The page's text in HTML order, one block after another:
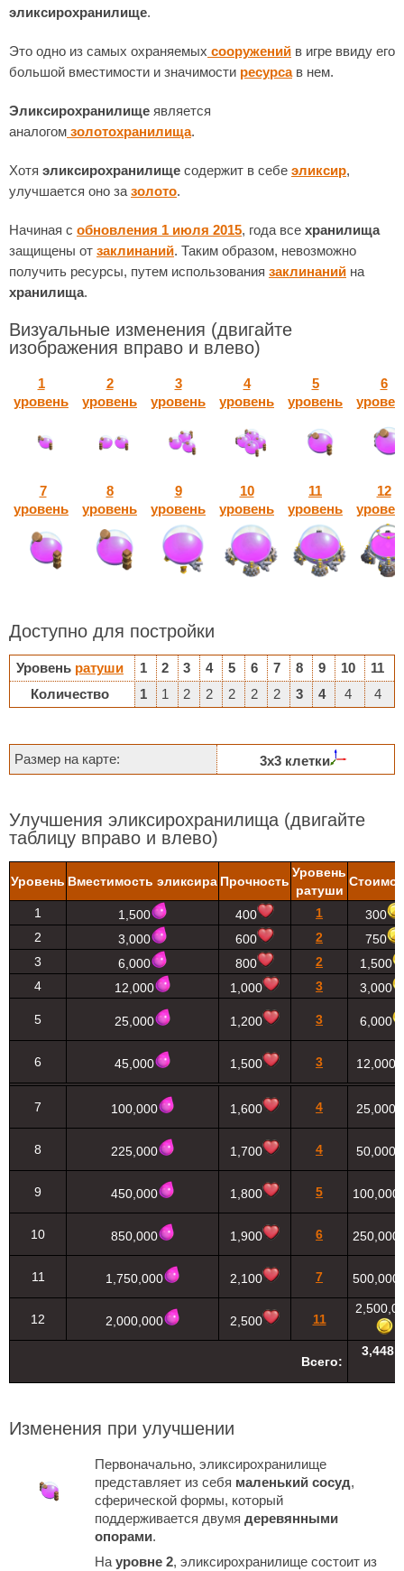
эликсирохранилище.
Это одно из самых охраняемых сооружений в игре ввиду его
большой вместимости и значимости ресурсав нем.
Эликсирохранилище является
аналогом золотохранилища.
Хотя эликсирохранилище содержит в себе эликсир,
улучшается оно за золото.
Начиная с обновления 1 июля 2015, года все хранилища
защищены от заклинаний. Таким образом, невозможно
получить ресурсы, путем использования заклинаний на
хранилища.
Визуальные изменения (двигайте
изображения вправо и влево)
1
уровень
2
уровень
3
уровень
4
уровень
5
уровень
6
7
уровень
8
уровень
9
уровень
10
уровень
11
уровень
12
Доступно для постройки
Уровень ратуши 1 2 3 4 5 6 7 8 9 10
11
Количество
1 1 2 2 2 2 2 3 4 4 4
Размер на карте: 3х3 клетки
Улучшения эликсирохранилища (двигайте
таблицу вправо и влево)
Уровень Вместимость эликсира Прочность
Уровень
ратуши
1 1,500 400 1
300
2
3,000 600 2
750
3
6,000 800 2
1,500
4
12,000 1,000 3 3,000
5 25,000 1,200 3 6,000
6 45,000 1,500 3 12,000
7 100,000 1,600 4 25,000
8 225,000 1,700 4 50,000
9 450,000 1,800 5 100,000
10 850,000 1,900 6 250,000
11 1,750,000 2,100 7 500,000
12 2,000,000 2,500 11
Всего:
Изменения при улучшении
Первоначально, эликсирохранилище
представляет из себя маленький сосуд,
сферической формы, который
поддерживается двумя деревянными
опорами.
На уровне 2, эликсирохранилище состоит из